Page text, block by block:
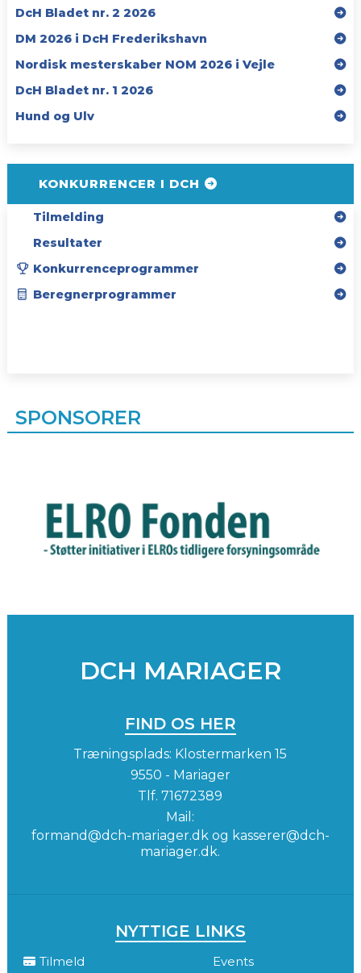
DcH Bladet nr. 2 2026
DM 2026 i DcH Frederikshavn
Nordisk mesterskaber NOM 2026 i Vejle
DcH Bladet nr. 1 2026
Hund og Ulv
KONKURRENCER I DCH
Tilmelding
Resultater
Konkurrenceprogrammer
Beregnerprogrammer
SPONSORER
DCH MARIAGER
FIND OS HER
Træningsplads: Klostermarken 15
9550 - Mariager
Tlf.71672389
Mail:
formand@dch-mariager.dk og kasserer@dch-
mariager.dk.
NYTTIGE LINKS
Tilmeld
Events